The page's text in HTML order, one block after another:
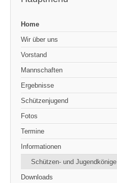
Home
Wir über uns
Vorstand
Mannschaften
Ergebnisse
Schützenjugend
Fotos
Termine
Informationen
Schützen- und Jugendkönige
Downloads